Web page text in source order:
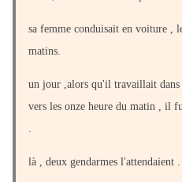
sa femme conduisait en voiture ,
matins.
un jour ,alors qu'il travaillait dans
vers les onze heure du matin , il
là , deux gendarmes l'attendaient .